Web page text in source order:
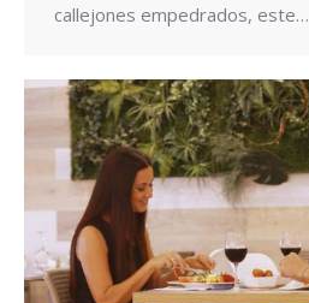
callejones empedrados, este…